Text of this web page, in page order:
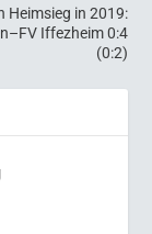
Heimsieg in 2019:
Iffezheim 0:4
(0:2)